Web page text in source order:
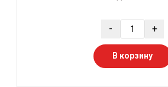
- +
В корзину